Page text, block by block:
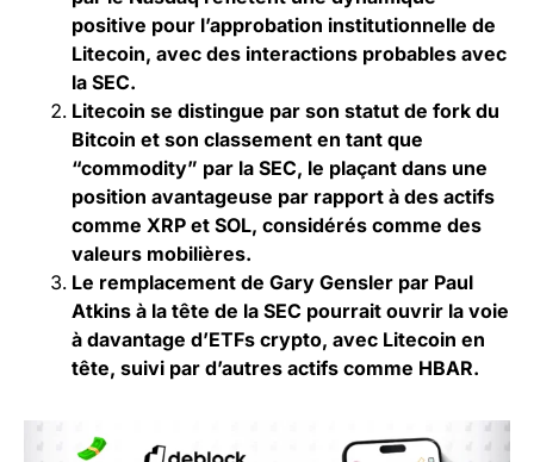
positive pour l’approbation institutionnelle de
Litecoin, avec des interactions probables avec
la SEC.
Litecoin se distingue par son statut de fork du
Bitcoin et son classement en tant que
“commodity” par la SEC, le plaçant dans une
position avantageuse par rapport à des actifs
comme XRP et SOL, considérés comme des
valeurs mobilières.
Le remplacement de Gary Gensler par Paul
Atkins à la tête de la SEC pourrait ouvrir la voie
à davantage d’ETFs crypto, avec Litecoin en
tête, suivi par d’autres actifs comme HBAR.